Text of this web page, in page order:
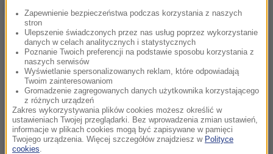
Dalsza część artykułu pod materiałem video:
Zapewnienie bezpieczeństwa podczas korzystania z naszych
stron
Ulepszenie świadczonych przez nas usług poprzez wykorzystanie
danych w celach analitycznych i statystycznych
Poznanie Twoich preferencji na podstawie sposobu korzystania z
naszych serwisów
Wyświetlanie spersonalizowanych reklam, które odpowiadają
Twoim zainteresowaniom
Gromadzenie zagregowanych danych użytkownika korzystającego
z różnych urządzeń
Zakres wykorzystywania plików cookies możesz określić w
ustawieniach Twojej przeglądarki. Bez wprowadzenia zmian ustawień,
informacje w plikach cookies mogą być zapisywane w pamięci
Twojego urządzenia. Więcej szczegółów znajdziesz w Polityce
cookies